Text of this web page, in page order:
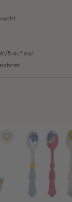
5 auf der